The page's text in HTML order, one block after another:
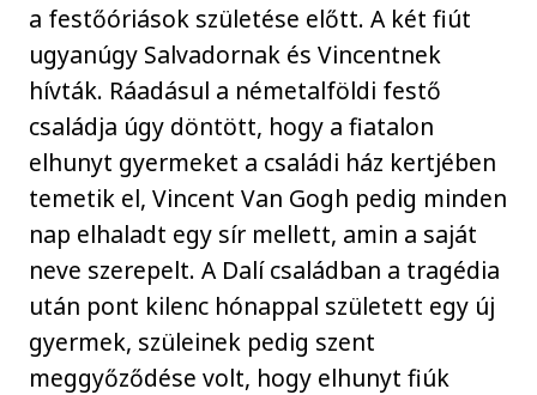
a festőóriások születése előtt. A két fiút
ugyanúgy Salvadornak és Vincentnek
hívták. Ráadásul a németalföldi festő
családja úgy döntött, hogy a fiatalon
elhunyt gyermeket a családi ház kertjében
temetik el, Vincent Van Gogh pedig minden
nap elhaladt egy sír mellett, amin a saját
neve szerepelt. A Dalí családban a tragédia
után pont kilenc hónappal született egy új
gyermek, szüleinek pedig szent
meggyőződése volt, hogy elhunyt fiúk